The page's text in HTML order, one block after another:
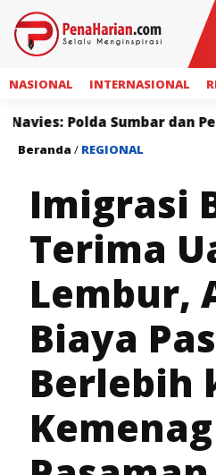
NASIONAL INTERNASIONAL
Sumbar dan Pers Miliki
Beranda / REGIONAL
Imigrasi
Terima
Lembur,
Biaya
Berlebih
Kemenag